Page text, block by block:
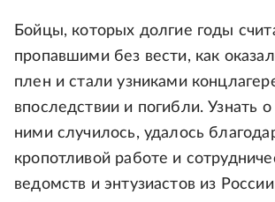
Бойцы, которых долгие годы
пропавшими без вести, как
плен и стали узниками
впоследствии и погибли. Узнать
ними случилось, удалось
кропотливой работе и
ведомств и энтузиастов из